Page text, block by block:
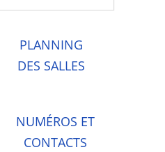
PLANNING
DES SALLES
NUMÉROS ET
CONTACTS